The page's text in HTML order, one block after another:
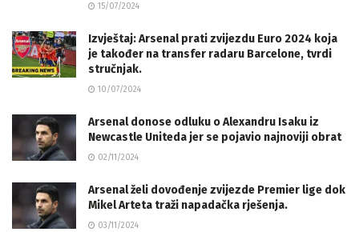
15/07/2024
Izvještaj: Arsenal prati zvijezdu Euro 2024 koja
je također na transfer radaru Barcelone, tvrdi
stručnjak.
10/07/2024
Arsenal donose odluku o Alexandru Isaku iz
Newcastle Uniteda jer se pojavio najnoviji obrat
02/11/2024
Arsenal želi dovođenje zvijezde Premier lige dok
Mikel Arteta traži napadačka rješenja.
03/11/2024